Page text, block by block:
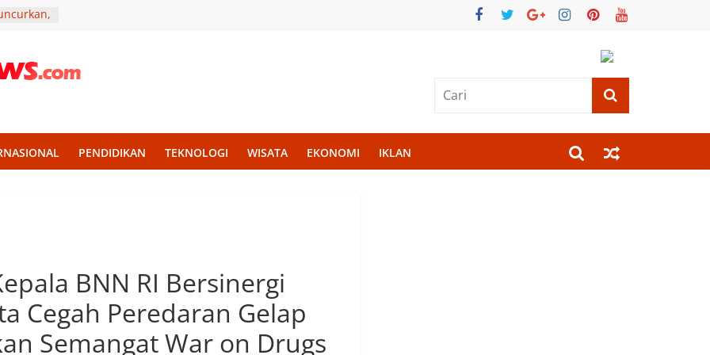
PENDIDIKAN TEKNOLOGI WISATA EKONOMI IKLAN
BNN RI Bersinergi
Cegah Peredaran Gelap
Semangat War on Drugs